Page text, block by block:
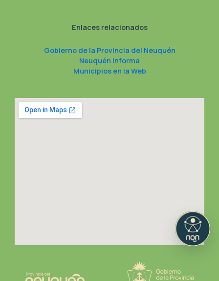
Enlaces relacionados
Gobierno de la Provincia del Neuquén
Neuquén Informa
Municipios en la Web